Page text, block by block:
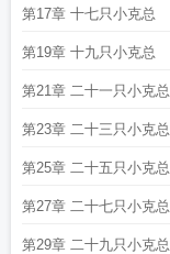
第17章 十七只小克总
第19章 十九只小克总
第21章 二十一只小克总
第23章 二十三只小克总
第25章 二十五只小克总
第27章 二十七只小克总
第29章 二十九只小克总